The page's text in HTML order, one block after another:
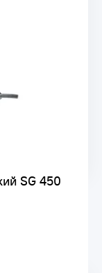
SG 450